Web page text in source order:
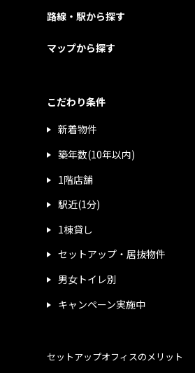
路線・駅から探す
マップから探す
こだわり条件
新着物件
築年数(10年以内)
1階店舗
駅近(1分)
1棟貸し
セットアップ・居抜物件
男女トイレ別
キャンペーン実施中
セットアップオフィスのメリット